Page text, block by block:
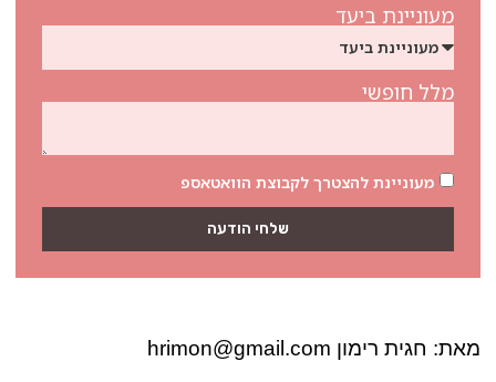
מעוניינת ביעד
מלל חופשי
מעוניינת להצטרך לקבוצת הוואטאספ
שלחי הודעה
מאת: חגית רימון hrimon@gmail.com